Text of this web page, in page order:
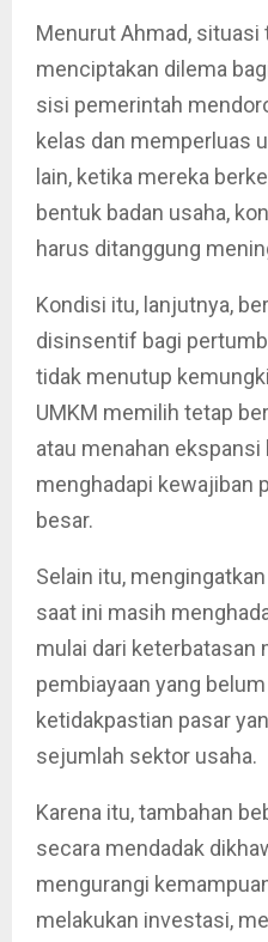
Menurut Ahmad,
menciptakan dilema
sisi pemerintah
kelas dan memperluas
lain, ketika mereka
bentuk badan usaha,
harus ditanggung
Kondisi itu, lanjutnya,
disinsentif bagi
tidak menutup
UMKM memilih tetap
atau menahan
menghadapi kewajiban
besar.
Selain itu,
saat ini masih
mulai dari keterbatasan
pembiayaan yang
ketidakpastian pasar
sejumlah sektor usaha.
Karena itu, tambahan
secara mendadak
mengurangi
melakukan investasi,